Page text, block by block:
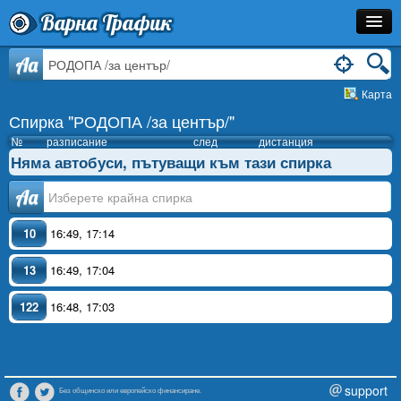
Варна Трафик
Спирка
Разписание
Как Да Стигна?
Инфо
Aa
Карта
Спирка "РОДОПА /за център/"
№ разписание след дистанция
Няма автобуси, пътуващи към тази спирка
Аа
10 16:49, 17:14
13 16:49, 17:04
122 16:48, 17:03
Без общинско или европейско финансиране. support